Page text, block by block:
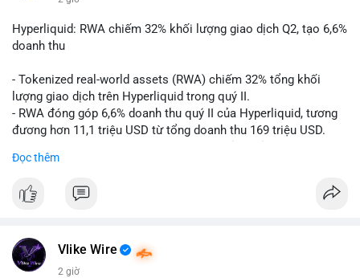
📰 Nguồn: CoinDesk
Hyperliquid: RWA chiếm 32% khối lượng giao dịch Q2, tạo 6,6%
doanh thu
- Tokenized real-world assets (RWA) chiếm 32% tổng khối
lượng giao dịch trên Hyperliquid trong quý II.
- RWA đóng góp 6,6% doanh thu quý II của Hyperliquid, tương
đương hơn 11,1 triệu USD từ tổng doanh thu 169 triệu USD.
sản hóa thực tế trên sàn giao dịch phi tập trung.
#binancesquare
#vlikevn #titanbot
Đọc thêm
Vlike Wire
2 giờ